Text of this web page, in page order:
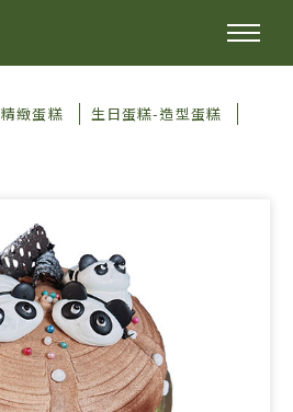
精緻蛋糕
生日蛋糕-造型蛋糕